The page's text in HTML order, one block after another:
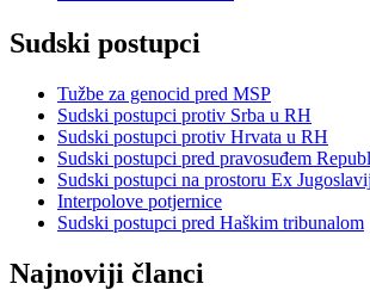
Sudski postupci
Tužbe za genocid pred MSP
Sudski postupci protiv Srba u RH
Sudski postupci protiv Hrvata u RH
Sudski postupci pred pravosuđem
Sudski postupci na prostoru Ex
Interpolove potjernice
Sudski postupci pred Haškim tribunalom
Najnoviji članci